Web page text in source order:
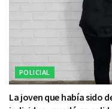
POLICIAL
La joven que había sido